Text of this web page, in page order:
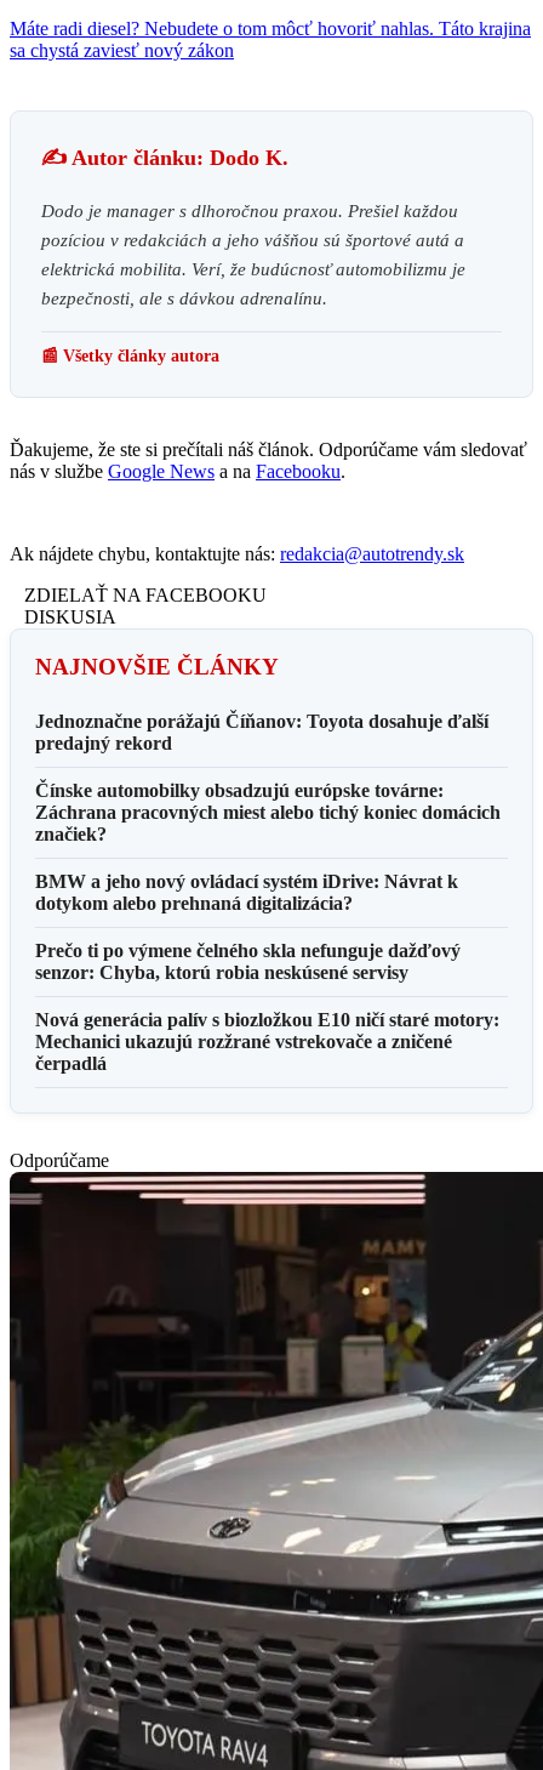
Máte radi diesel? Nebudete o tom môcť hovoriť nahlas. Táto krajina
sa chystá zaviesť nový zákon
✍️ Autor článku: Dodo K.
Dodo je manager s dlhoročnou praxou. Prešiel každou
pozíciou v redakciách a jeho vášňou sú športové autá a
elektrická mobilita. Verí, že budúcnosť automobilizmu je
bezpečnosti, ale s dávkou adrenalínu.
📰 Všetky články autora
Ďakujeme, že ste si prečítali náš článok. Odporúčame vám sledovať
nás v službe Google News a na Facebooku.
Ak nájdete chybu, kontaktujte nás: redakcia@autotrendy.sk
ZDIELAŤ NA FACEBOOKU
DISKUSIA
NAJNOVŠIE ČLÁNKY
Jednoznačne porážajú Číňanov: Toyota dosahuje ďalší
predajný rekord
Čínske automobilky obsadzujú európske továrne:
Záchrana pracovných miest alebo tichý koniec domácich
značiek?
BMW a jeho nový ovládací systém iDrive: Návrat k
dotykom alebo prehnaná digitalizácia?
Prečo ti po výmene čelného skla nefunguje dažďový
senzor: Chyba, ktorú robia neskúsené servisy
Nová generácia palív s biozložkou E10 ničí staré motory:
Mechanici ukazujú rozžrané vstrekovače a zničené
čerpadlá
Odporúčame